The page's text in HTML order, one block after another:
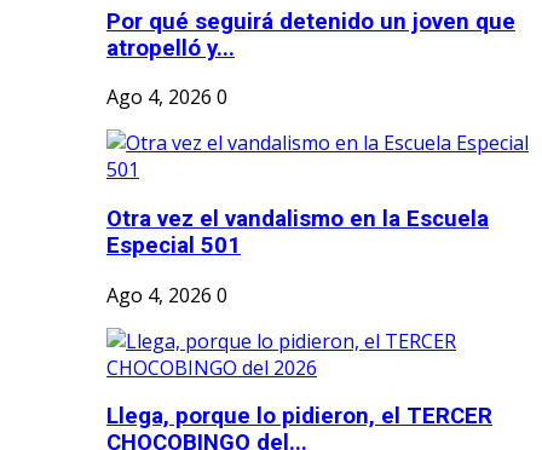
Por qué seguirá detenido un joven que
atropelló y...
Ago 4, 2026 0
Otra vez el vandalismo en la Escuela
Especial 501
Ago 4, 2026 0
Llega, porque lo pidieron, el TERCER
CHOCOBINGO del...